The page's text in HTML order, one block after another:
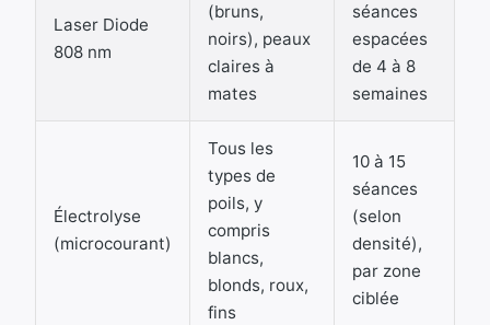
Laser Diode
808 nm
(bruns,
noirs), peaux
claires à
mates
séances
espacées
de 4 à 8
semaines
Électrolyse
(microcourant)
Tous les
types de
poils, y
compris
blancs,
blonds, roux,
fins
10 à 15
séances
(selon
densité),
par zone
ciblée